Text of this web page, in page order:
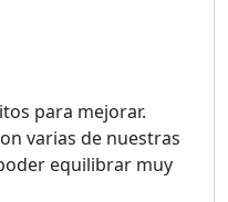
para mejorar.
varias de nuestras
equilibrar muy